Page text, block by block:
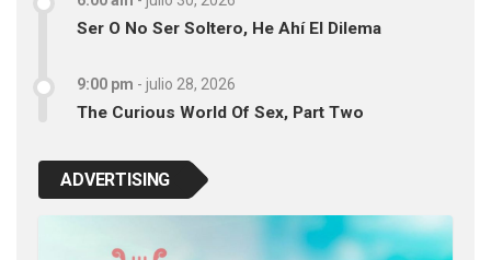
Ser O No Ser Soltero, He Ahí El Dilema
9:00 pm - julio 28, 2026
The Curious World Of Sex, Part Two
ADVERTISING